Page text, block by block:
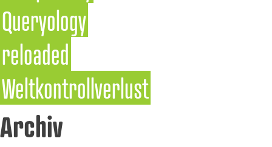
Queryology
reloaded
Weltkontrollverlust
Archiv